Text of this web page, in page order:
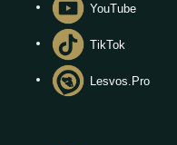
YouTube
TikTok
Lesvos.Pro